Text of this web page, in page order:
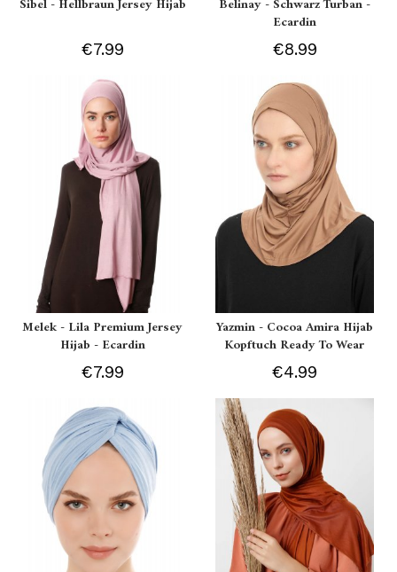
Sibel - Hellbraun Jersey Hijab
€7.99
Belinay - Schwarz Turban -
Ecardin
€8.99
Melek - Lila Premium Jersey
Hijab - Ecardin
€7.99
Yazmin - Cocoa Amira Hijab
Kopftuch Ready To Wear
€4.99